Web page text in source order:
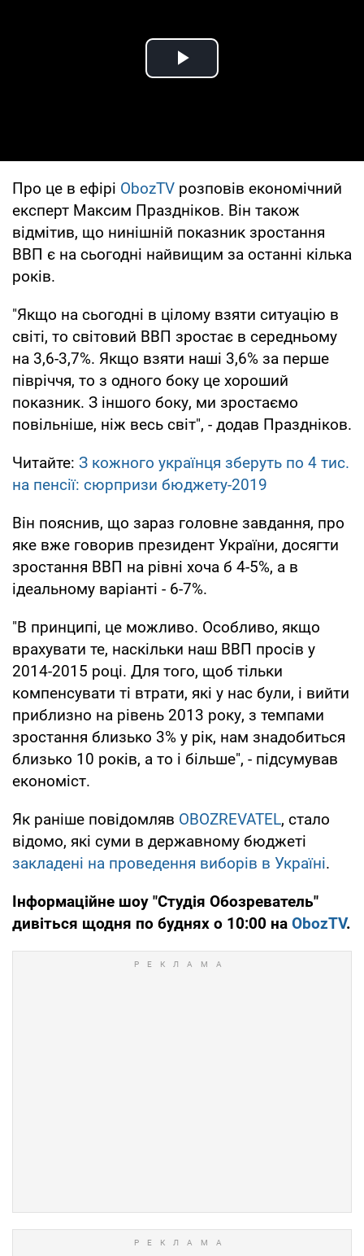
Play Video
Про це в ефірі ObozTV розповів економічний
експерт Максим Праздніков. Він також
відмітив, що нинішній показник зростання
ВВП є на сьогодні найвищим за останні кілька
років.
"Якщо на сьогодні в цілому взяти ситуацію в
світі, то світовий ВВП зростає в середньому
на 3,6-3,7%. Якщо взяти наші 3,6% за перше
півріччя, то з одного боку це хороший
показник. З іншого боку, ми зростаємо
повільніше, ніж весь світ", - додав Праздніков.
Читайте: З кожного українця зберуть по 4 тис.
на пенсії: сюрпризи бюджету-2019
Він пояснив, що зараз головне завдання, про
яке вже говорив президент України, досягти
зростання ВВП на рівні хоча б 4-5%, а в
ідеальному варіанті - 6-7%.
"В принципі, це можливо. Особливо, якщо
врахувати те, наскільки наш ВВП просів у
2014-2015 році. Для того, щоб тільки
компенсувати ті втрати, які у нас були, і вийти
приблизно на рівень 2013 року, з темпами
зростання близько 3% у рік, нам знадобиться
близько 10 років, а то і більше", - підсумував
економіст.
Як раніше повідомляв OBOZREVATEL, стало
відомо, які суми в державному бюджеті
закладені на проведення виборів в Україні.
Інформаційне шоу "Студія Обозреватель"
дивіться щодня по буднях о 10:00 на ObozTV.